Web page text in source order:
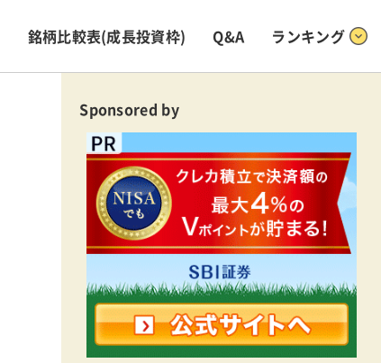
銘柄比較表(成長投資枠) Q&A ランキング
Sponsored by